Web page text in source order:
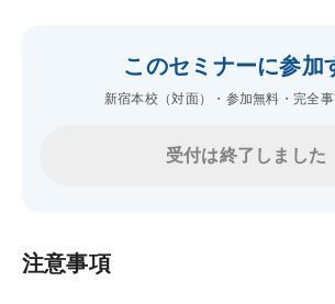
このセミナーに参加
新宿本校（対面）・参加無料・完全事
受付は終了しました
注意事項